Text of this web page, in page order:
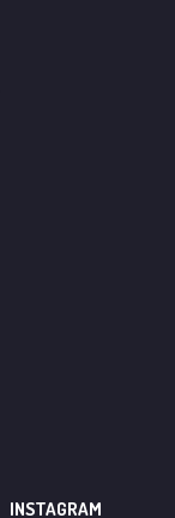
INSTAGRAM